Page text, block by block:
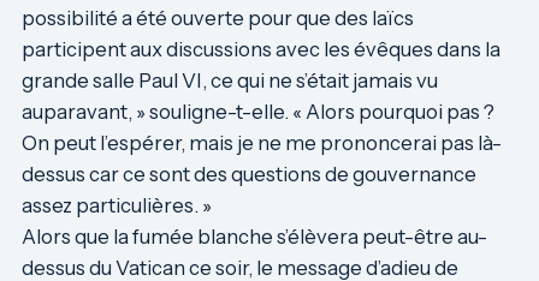
possibilité a été ouverte pour que des laïcs
participent aux discussions avec les évêques dans la
grande salle Paul VI, ce qui ne s’était jamais vu
auparavant, » souligne-t-elle. « Alors pourquoi pas ?
On peut l’espérer, mais je ne me prononcerai pas là-
dessus car ce sont des questions de gouvernance
assez particulières. »
Alors que la fumée blanche s’élèvera peut-être au-
dessus du Vatican ce soir, le message d’adieu de